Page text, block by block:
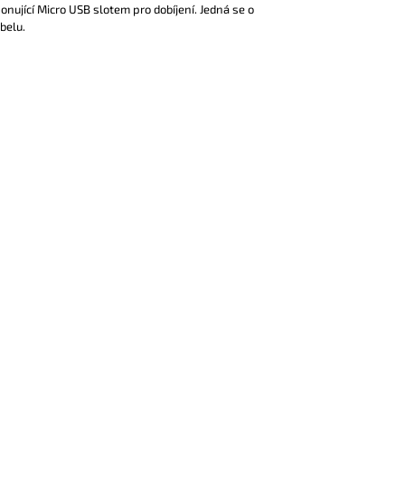
Micro USB slotem pro dobíjení. Jedná se o